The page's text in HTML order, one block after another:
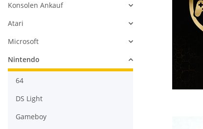
Konsolen Ankauf
Atari
Microsoft
Nintendo
64
DS Light
Gameboy